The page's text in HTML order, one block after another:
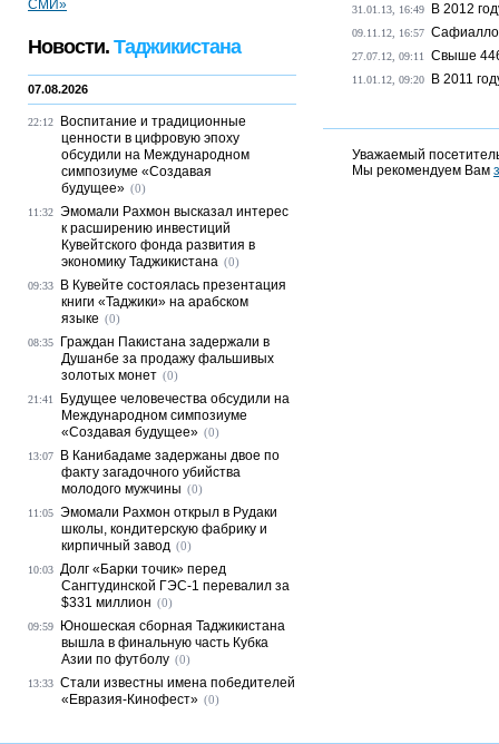
31.01.13, 16:49 В 2012
09.11.12, 16:57 Сафиалло
27.07.12, 09:11 Свыше 446
11.01.12, 09:20 В 2011
Уважаемый
Мы рекомендуем Вам
Новости. Таджикистана
07.08.2026
22:12
Воспитание и традиционные
ценности в цифровую эпоху
обсудили на Международном
симпозиуме «Создавая
будущее» (0)
11:32 Эмомали Рахмон высказал интерес
к расширению инвестиций
Кувейтского фонда развития в
экономику Таджикистана (0)
09:33
В Кувейте состоялась презентация
книги «Таджики» на арабском
языке (0)
08:35
Граждан Пакистана задержали в
Душанбе за продажу фальшивых
золотых монет (0)
21:41
Будущее человечества обсудили на
Международном симпозиуме
«Создавая будущее» (0)
13:07
В Канибадаме задержаны двое по
факту загадочного убийства
молодого мужчины (0)
11:05 Эмомали Рахмон открыл в Рудаки
школы, кондитерскую фабрику и
кирпичный завод (0)
10:03 Долг «Барки точик» перед
Сангтудинской ГЭС-1 перевалил за
$331 миллион (0)
09:59
Юношеская сборная Таджикистана
вышла в финальную часть Кубка
Азии по футболу (0)
13:33 Стали известны имена победителей
«Евразия-Кинофест» (0)